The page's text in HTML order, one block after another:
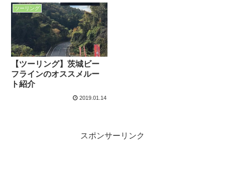
ツーリング
【ツーリング】茨城ビー
フラインのオススメルー
ト紹介
2019.01.14
スポンサーリンク